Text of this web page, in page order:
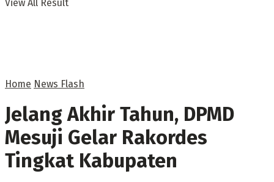
View All Result
Home News Flash
Jelang Akhir Tahun, DPMD
Mesuji Gelar Rakordes
Tingkat Kabupaten